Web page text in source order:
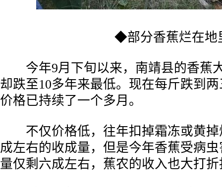
◆部分香蕉烂在地
今年9月下旬以来，南靖县的香蕉
却跌至10多年来最低。现在每斤跌到
价格已持续了一个多月。
不仅价格低，往年扣掉霜冻或黄掉
成左右的收成量，但是今年香蕉受病
量仅剩六成左右，蕉农的收入也大打